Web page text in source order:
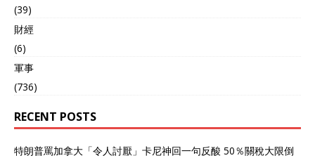
(39)
財經
(6)
軍事
(736)
RECENT POSTS
特朗普罵加拿大「令人討厭」卡尼神回一句反酸 50％關稅大限倒